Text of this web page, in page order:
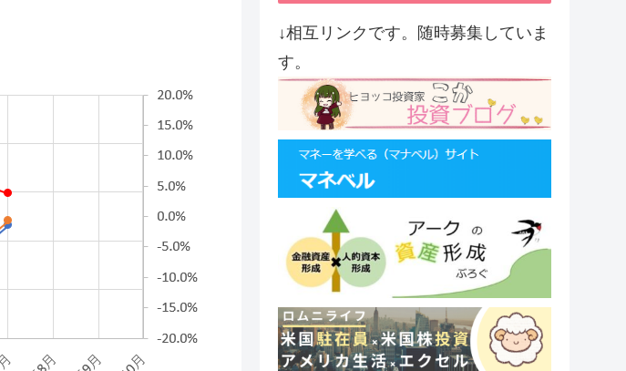
↓相互リンクです。随時募集していま
す。